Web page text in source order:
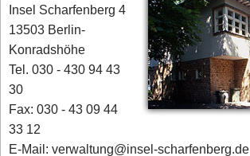
Insel Scharfenberg 4
13503 Berlin-
Konradshöhe
Tel. 030 - 430 94 43
30
Fax: 030 - 43 09 44
33 12
E-Mail: verwaltung@insel-scharfenberg.de